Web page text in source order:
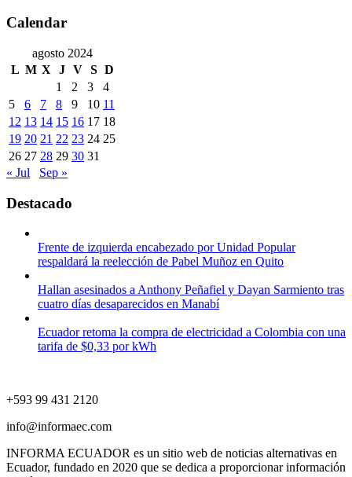
Calendar
agosto 2024
L M X J V S D
1
2 3
4
5
6 7 8 9 10 11
12 13 14 15 16 17 18
19 20 21 22 23 24 25
26 27 28 29 30 31
« Jul
Sep »
Destacado
Frente de izquierda encabezado por Unidad Popular
respaldará la reelección de Pabel Muñoz en Quito
Hallan asesinados a Anthony Peñafiel y Dayan Sarmiento tras
cuatro días desaparecidos en Manabí
Ecuador retoma la compra de electricidad a Colombia con una
tarifa de $0,33 por kWh
+593 99 431 2120
info@informaec.com
INFORMA ECUADOR es un sitio web de noticias alternativas en
Ecuador, fundado en 2020 que se dedica a proporcionar información